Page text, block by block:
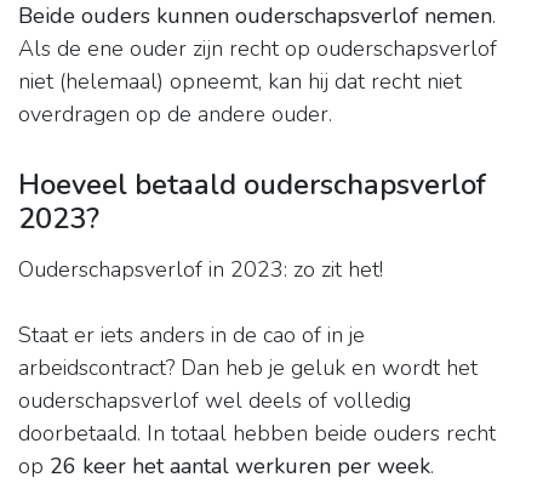
Beide ouders kunnen ouderschapsverlof nemen.
Als de ene ouder zijn recht op ouderschapsverlof
niet (helemaal) opneemt, kan hij dat recht niet
overdragen op de andere ouder.
Hoeveel betaald ouderschapsverlof
2023?
Ouderschapsverlof in 2023: zo zit het!
Staat er iets anders in de cao of in je
arbeidscontract? Dan heb je geluk en wordt het
ouderschapsverlof wel deels of volledig
doorbetaald. In totaal hebben beide ouders recht
op 26 keer het aantal werkuren per week.